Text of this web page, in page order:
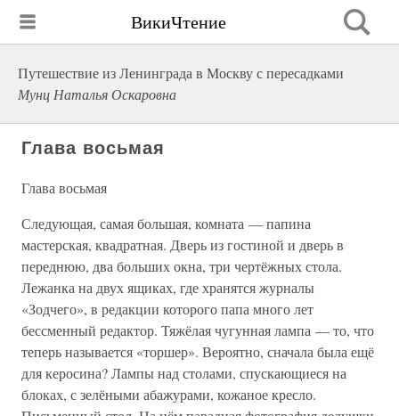
ВикиЧтение
Путешествие из Ленинграда в Москву с пересадками
Мунц Наталья Оскаровна
Глава восьмая
Глава восьмая
Следующая, самая большая, комната — папина
мастерская, квадратная. Дверь из гостиной и дверь в
переднюю, два больших окна, три чертёжных стола.
Лежанка на двух ящиках, где хранятся журналы
«Зодчего», в редакции которого папа много лет
бессменный редактор. Тяжёлая чугунная лампа — то, что
теперь называется «торшер». Вероятно, сначала была ещё
для керосина? Лампы над столами, спускающиеся на
блоках, с зелёными абажурами, кожаное кресло.